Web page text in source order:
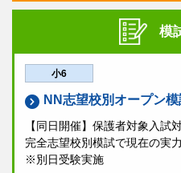
模
小6
NN志望校別オープン模
【同日開催】保護者対象入試
完全志望校別模試で現在の実
※別日受験実施